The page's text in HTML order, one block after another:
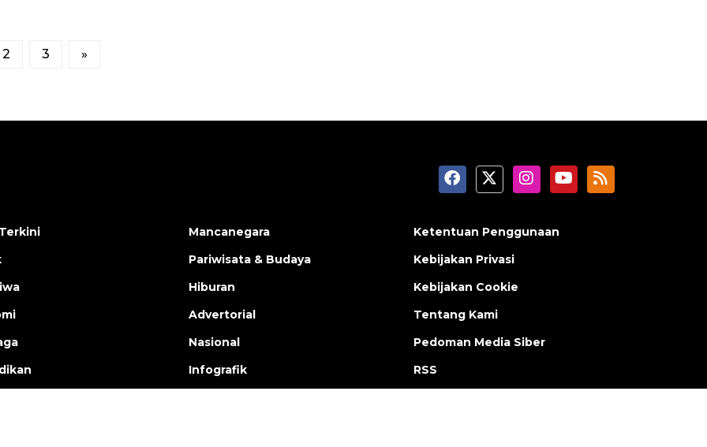
2 3 »
Mancanegara
Pariwisata & Budaya
Hiburan
Advertorial
Nasional
Infografik
Ketentuan Penggunaan
Kebijakan Privasi
Kebijakan Cookie
Tentang Kami
Pedoman Media Siber
RSS